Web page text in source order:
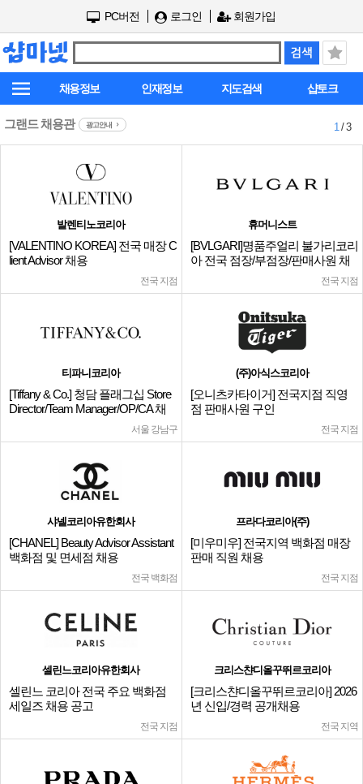
PC버전 로그인 회원가입
채용정보 인재정보 지도검색 샵토크
그랜드 채용관 광고안내 1/ 3
발렌티노코리아
[VALENTINO KOREA] 전국 매장 C
lient Advisor 채용
전국 지점
휴머니스트
[BVLGARI]명품주얼리 불가리코리
아 전국 점장/부점장/판매사원 채
전국 지점
티파니코리아
[Tiffany & Co.] 청담 플래그십 Store
Director/Team Manager/OP/CA 채
서울 강남구
(주)아식스코리아
[오니츠카타이거] 전국지점 직영
점 판매사원 구인
전국 지점
샤넬코리아유한회사
[CHANEL] Beauty Advisor Assistant
백화점 및 면세점 채용
전국 백화점
프라다코리아(주)
[미우미우] 전국지역 백화점 매장
판매 직원 채용
전국 지점
셀린느코리아유한회사
셀린느 코리아 전국 주요 백화점
세일즈 채용 공고
전국 지점
크리스챤디올꾸뛰르코리아
[크리스챤디올꾸뛰르코리아] 2026
년 신입/경력 공개채용
전국 지역